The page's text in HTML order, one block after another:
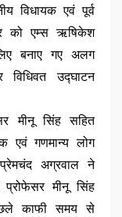
विधायक एवं पूर्व
को एम्स ऋषिकेश
बनाए गए अलग
उद्घाटन
मीनू सिंह सहित
एवं गणमान्य लोग
अग्रवाल ने
मीनू सिंह
काफी समय से